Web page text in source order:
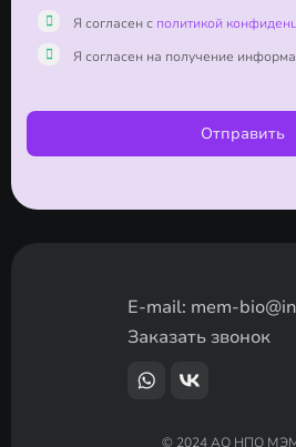
Отправить
Я согласен с политикой
Я согласен на получение
E-mail: mem-
Заказать звонок
© 2024 АО НПО